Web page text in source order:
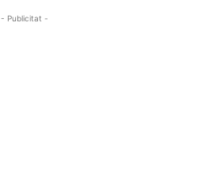
- Publicitat -